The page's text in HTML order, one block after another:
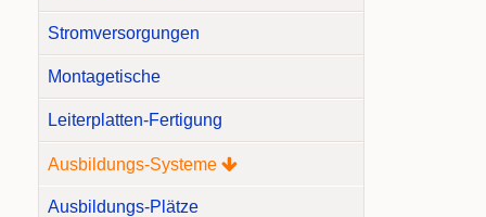
Stromversorgungen
Montagetische
Leiterplatten-Fertigung
Ausbildungs-Systeme
Ausbildungs-Plätze